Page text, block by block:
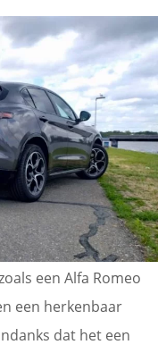
een Alfa Romeo
een herkenbaar
dat het een